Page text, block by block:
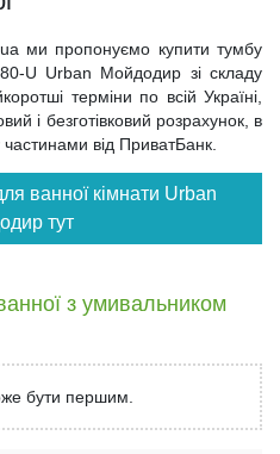
ми пропонуємо купити тумбу
U Urban Мойдодир зі складу
терміни по всій Україні,
і безготівковий розрахунок, в
від ПриватБанк.
ванної кімнати Urban
тут
з умивальником
бути першим.